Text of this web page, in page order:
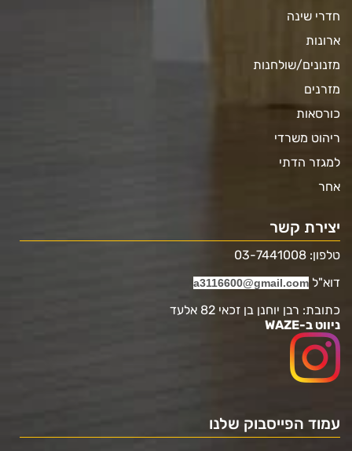
חדרי שינה
ארונות
מזנונים/שולחנות
מזרנים
כורסאות
ריהוט משרדי
למגזר הדתי
אחר
יצירת קשר
טלפון: 03-7441008
דוא"ל a3116600@gmail.com
כתובת: רבן יוחנן בן זכאי 82 אלעד
ניווט ב-WAZE
עמוד הפייסבוק שלנו